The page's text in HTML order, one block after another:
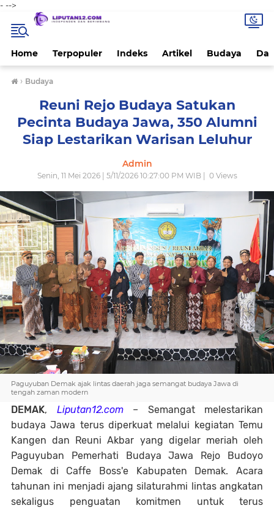
- -->
Home Terpopuler Indeks Artikel Budaya
› Budaya
Reuni Rejo Budaya Satukan
Pecinta Budaya Jawa, 350 Alumni
Siap Lestarikan Warisan Leluhur
Admin
Senin, 11 Mei 2026 | 5/11/2026 10:27:00 PM WIB | 0Views
Paguyuban Demak ajak lintas daerah jaga semangat budaya Jawa di
tengah zaman modern
DEMAK, Liputan12.com– Semangat melestarikan
budaya Jawa terus diperkuat melalui kegiatan Temu
Kangen dan Reuni Akbar yang digelar meriah oleh
Paguyuban Pemerhati Budaya Jawa Rejo Budoyo
Demak di Caffe Boss'e Kabupaten Demak. Acara
tahunan ini menjadi ajang silaturahmi lintas angkatan
sekaligus penguatan komitmen untuk terus